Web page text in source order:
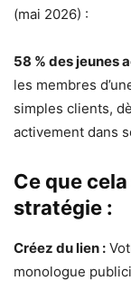
(mai 2026) :
58 % des jeunes
les membres
simples clients,
activement dans
Ce que
stratégie :
Créez du lien :
monologue